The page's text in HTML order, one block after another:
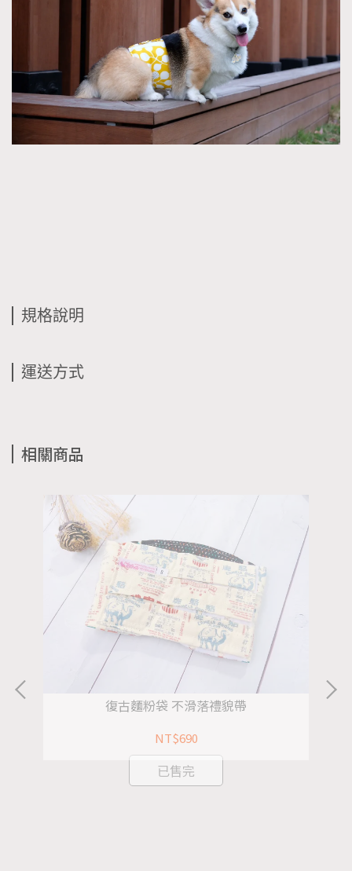
規格說明
運送方式
相關商品
復古麵粉袋 不滑落禮貌帶
NT$690
已售完